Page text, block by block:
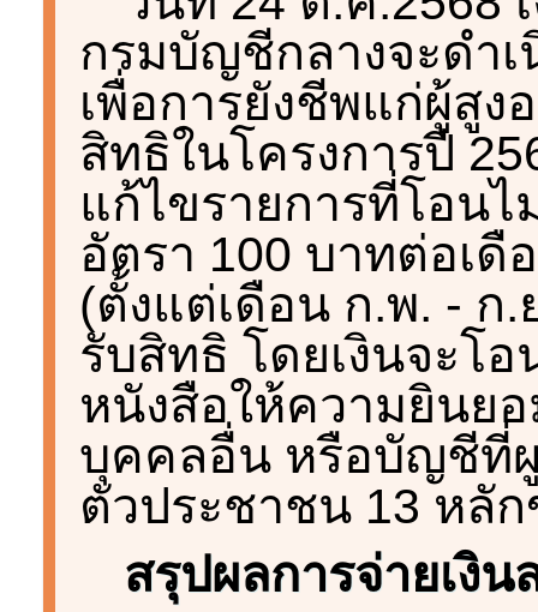
กรมบัญชีกลางจะดำเ
เพื่อการยังชีพแก่ผู้สูง
สิทธิในโครงการปี
แก้ไขรายการที่โอนไ
อัตรา 100 บาทต่อเดื
(ตั้งแต่เดือน ก.พ. - ก
รับสิทธิ โดยเงินจะโ
หนังสือให้ความยินย
บุคคลอื่น หรือบัญชีที่ผู
ตัวประชาชน 13 หลั
สรุปผลการจ่ายเงิ